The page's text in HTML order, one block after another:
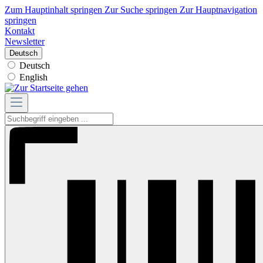
Zum Hauptinhalt springen Zur Suche springen Zur Hauptnavigation
springen
Kontakt
Newsletter
Deutsch
Deutsch
English